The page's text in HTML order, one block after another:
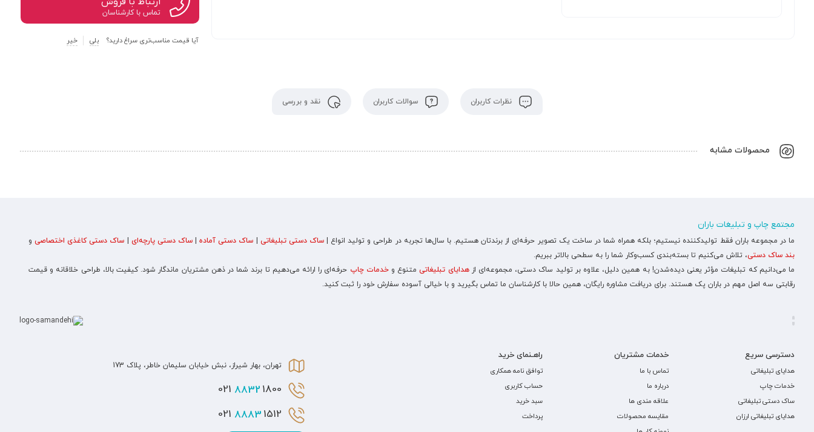
تماس با کارشناسان
آیا قیمت مناسب‌تری سراغ دارید؟ بلی خیر
نظرات کاربران سوالات کاربران نقد و بررسی
محصولات مشابه
مجتمع چاپ و تبلیغات باران
ما در مجموعه باران فقط تولیدکننده نیستیم؛ بلکه همراه شما در ساخت یک تصویر حرفه‌ای از برندتان هستیم. با سال‌ها تجربه در طراحی و تولید انواع |ساک دستی تبلیغاتی ساک دستی آماده|ساک دستی پارچه‌ای ساک دستی کاغذی اختصاصیو
بند ساک دستی، تلاش می‌کنیم تا بسته‌بندی کسب‌وکار شما را به سطحی بالاتر ببریم.
ما می‌دانیم که تبلیغات مؤثر یعنی دیده‌شدن! به همین دلیل، علاوه بر تولید ساک دستی، مجموعه‌ای ازهدایای تبلیغاتیمتنوع وخدمات چاپ حرفه‌ای را ارائه می‌دهیم تا برند شما در ذهن مشتریان ماندگار شود. کیفیت بالا، طراحی خلاقانه و قیمت
رقابتی سه اصل مهم در باران پک هستند. برای دریافت مشاوره رایگان، همین حالا با کارشناسان ما تماس بگیرید و با خیالی آسوده سفارش خود را ثبت کنید.
دسترسی سریع
هدایای تبلیغاتی
خدمات چاپ
ساک دستی تبلیغاتی
هدایای تبلیغاتی ارزان
خدمات مشتریان
تماس با ما
درباره ما
علاقه مندی ها
مقایسه محصولات
راهـنمای خرید
توافق نامه همکاری
حساب کاربری
سبد خرید
پرداخت
تهران، بهار شیراز، نبش خیابان سلیمان خاطر، پلاک 173
8832 1800 021
8883 1512 021